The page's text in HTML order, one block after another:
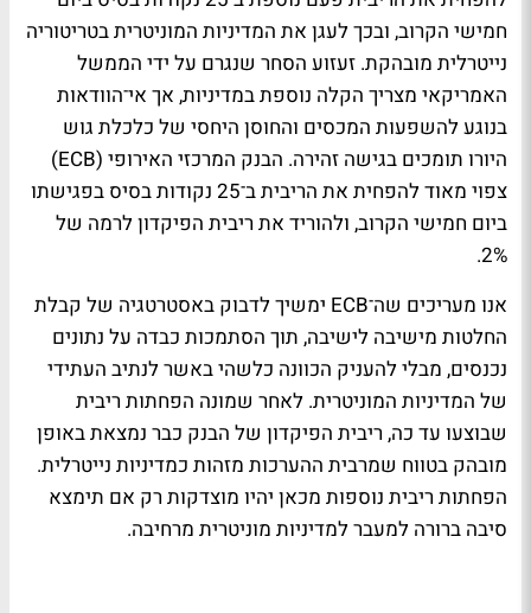
חמישי הקרוב, ובכך לעגן את המדיניות המוניטרית בטריטוריה
נייטרלית מובהקת. זעזוע הסחר שנגרם על ידי הממשל
האמריקאי מצריך הקלה נוספת במדיניות, אך אי־הוודאות
בנוגע להשפעות המכסים והחוסן היחסי של כלכלת גוש
היורו תומכים בגישה זהירה. הבנק המרכזי האירופי (ECB)
צפוי מאוד להפחית את הריבית ב־25 נקודות בסיס בפגישתו
ביום חמישי הקרוב, ולהוריד את ריבית הפיקדון לרמה של
2%.
אנו מעריכים שה־ECB ימשיך לדבוק באסטרטגיה של קבלת
החלטות מישיבה לישיבה, תוך הסתמכות כבדה על נתונים
נכנסים, מבלי להעניק הכוונה כלשהי באשר לנתיב העתידי
של המדיניות המוניטרית. לאחר שמונה הפחתות ריבית
שבוצעו עד כה, ריבית הפיקדון של הבנק כבר נמצאת באופן
מובהק בטווח שמרבית ההערכות מזהות כמדיניות נייטרלית.
הפחתות ריבית נוספות מכאן יהיו מוצדקות רק אם תימצא
סיבה ברורה למעבר למדיניות מוניטרית מרחיבה.